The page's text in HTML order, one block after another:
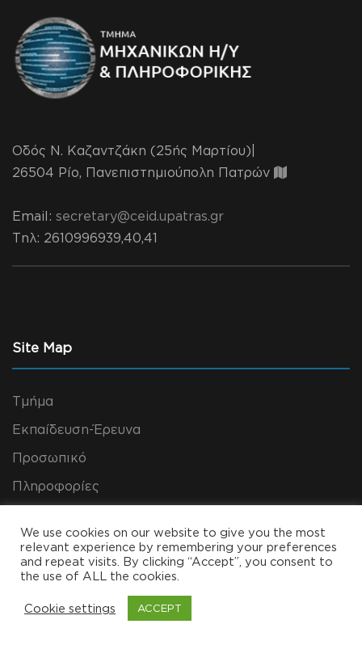
Οδός Ν. Καζαντζάκη (25ής Μαρτίου)|
26504 Ρίο, Πανεπιστημιούπολη Πατρών
Email: secretary@ceid.upatras.gr
Τηλ: 2610996939,40,41
Site Map
Τμήμα
Εκπαίδευση-Έρευνα
Προσωπικό
Πληροφορίες
Ψηφιακές Υπηρεσίες
We use cookies on our website to give you the most
relevant experience by remembering your preferences
and repeat visits. By clicking “Accept”, you consent to
the use of ALL the cookies.
Cookie settings ACCEPT